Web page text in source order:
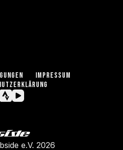
IMPRESSUM
e.V. 2026